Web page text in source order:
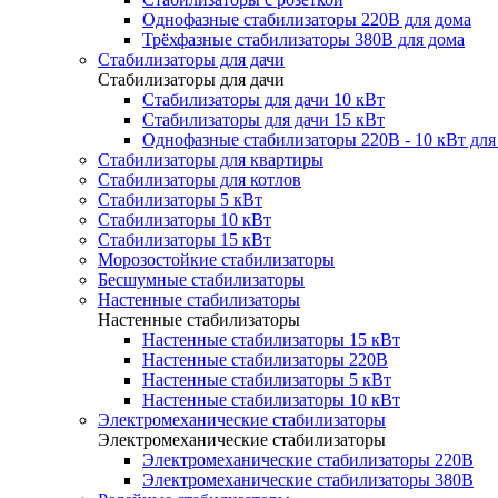
Однофазные стабилизаторы 220В для дома
Трёхфазные стабилизаторы 380В для дома
Стабилизаторы для дачи
Стабилизаторы для дачи
Стабилизаторы для дачи 10 кВт
Стабилизаторы для дачи 15 кВт
Однофазные стабилизаторы 220В - 10 кВт для
Стабилизаторы для квартиры
Стабилизаторы для котлов
Стабилизаторы 5 кВт
Стабилизаторы 10 кВт
Стабилизаторы 15 кВт
Морозостойкие стабилизаторы
Бесшумные стабилизаторы
Настенные стабилизаторы
Настенные стабилизаторы
Настенные стабилизаторы 15 кВт
Настенные стабилизаторы 220В
Настенные стабилизаторы 5 кВт
Настенные стабилизаторы 10 кВт
Электромеханические стабилизаторы
Электромеханические стабилизаторы
Электромеханические стабилизаторы 220В
Электромеханические стабилизаторы 380В